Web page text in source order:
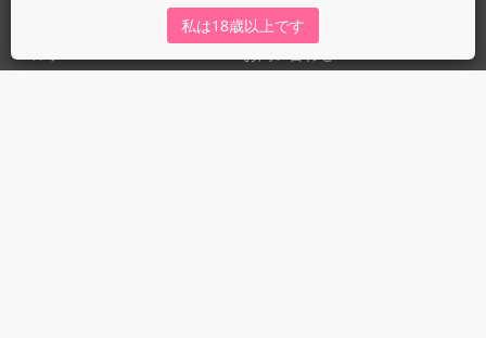
私は18歳以上です
fujossy運営ブログ